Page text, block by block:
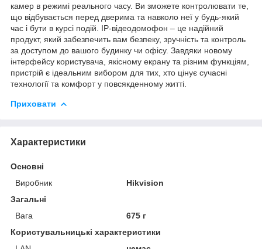
камер в режимі реального часу. Ви зможете контролювати те,
що відбувається перед дверима та навколо неї у будь-який
час і бути в курсі подій. IP-відеодомофон – це надійний
продукт, який забезпечить вам безпеку, зручність та контроль
за доступом до вашого будинку чи офісу. Завдяки новому
інтерфейсу користувача, якісному екрану та різним функціям,
пристрій є ідеальним вибором для тих, хто цінує сучасні
технології та комфорт у повсякденному житті.
Приховати
Характеристики
Основні
Виробник
Hikvision
Загальні
Вага
675 г
Користувальницькі характеристики